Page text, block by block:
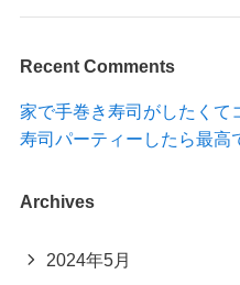
Recent Comments
家で手巻き寿司がしたくて
寿司パーティーしたら最高
Archives
2024年5月